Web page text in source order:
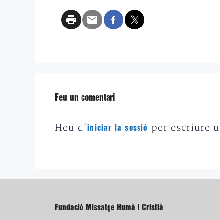
Feu un comentari
Heu d'iniciar la sessió per escriure
Fundació Missatge Humà i Cristià